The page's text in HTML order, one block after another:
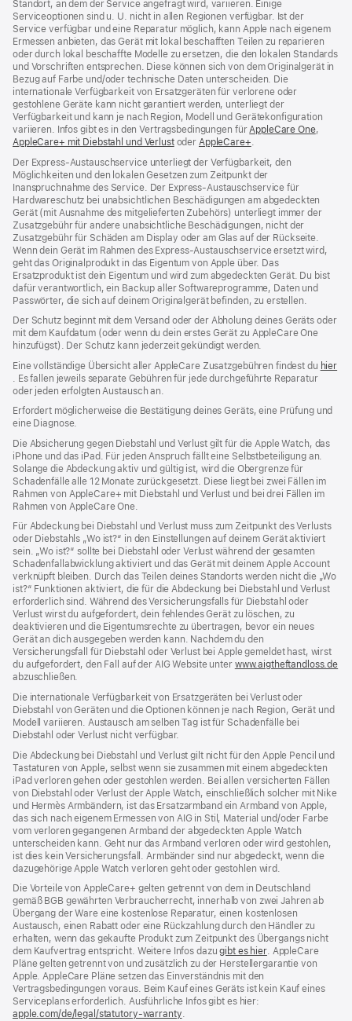
Standort, an dem der Service angefragt wird, variieren. Einige
Serviceoptionen sind u. U. nicht in allen Regionen verfügbar. Ist der
Service verfügbar und eine Reparatur möglich, kann Apple nach eigenem
Ermessen anbieten, das Gerät mit lokal beschafften Teilen zu reparieren
oder durch lokal beschaffte Modelle zu ersetzen, die den lokalen Standards
und Vorschriften entsprechen. Diese können sich von dem Originalgerät in
Bezug auf Farbe und/oder technische Daten unterscheiden. Die
internationale Verfügbarkeit von Ersatzgeräten für verlorene oder
gestohlene Geräte kann nicht garantiert werden, unterliegt der
Verfügbarkeit und kann je nach Region, Modell und Gerätekonfiguration
variieren. Infos gibt es in den Vertragsbedingungen fürAppleCare One(Öffnet
,
AppleCare+ mit Diebstahl und Verlust(Öffnet
neues
Fenster)
oder AppleCare+(Öffnet
neues
Fenster)
.
Der Express-Austauschservice unterliegt der Verfügbarkeit, den
Möglichkeiten und den lokalen Gesetzen zum Zeitpunkt der
Inanspruchnahme des Service. Der Express-Austauschservice für
Hardwareschutz bei unabsichtlichen Beschädigungen am abgedeckten
Gerät (mit Ausnahme des mitgelieferten Zubehörs) unterliegt immer der
Zusatzgebühr für andere unabsichtliche Beschädigungen, nicht der
Zusatzgebühr für Schäden am Display oder am Glas auf der Rückseite.
Wenn dein Gerät im Rahmen des Express-Austauschservice ersetzt wird,
geht das Originalprodukt in das Eigentum von Apple über. Das
Ersatzprodukt ist dein Eigentum und wird zum abgedeckten Gerät. Du bist
dafür verantwortlich, ein Backup aller Softwareprogramme, Daten und
Passwörter, die sich auf deinem Originalgerät befinden, zu erstellen.
Der Schutz beginnt mit dem Versand oder der Abholung deines Geräts oder
mit dem Kaufdatum (oder wenn du dein erstes Gerät zu AppleCare One
hinzufügst). Der Schutz kann jederzeit gekündigt werden.
Eine vollständige Übersicht aller AppleCare Zusatzgebühren findest du hier
(Öffnet
ein
Fenster)
. Es fallen jeweils separate Gebühren für jede durchgeführte Reparatur
oder jeden erfolgten Austausch an.
Erfordert möglicherweise die Bestätigung deines Geräts, eine Prüfung und
eine Diagnose.
Die Absicherung gegen Diebstahl und Verlust gilt für die Apple Watch, das
iPhone und das iPad. Für jeden Anspruch fällt eine Selbstbeteiligung an.
Solange die Abdeckung aktiv und gültig ist, wird die Obergrenze für
Schadenfälle alle 12 Monate zurückgesetzt. Diese liegt bei zwei Fällen im
Rahmen von AppleCare+ mit Diebstahl und Verlust und bei drei Fällen im
Rahmen von AppleCare One.
Für Abdeckung bei Diebstahl und Verlust muss zum Zeit­punkt des Verlusts
oder Dieb­stahls „Wo ist?“ in den Einstellungen auf deinem Gerät aktiviert
sein. „Wo ist?“ sollte bei Diebstahl oder Verlust während der gesamten
Schadenfallabwicklung aktiviert und das Gerät mit deinem Apple Account
verknüpft bleiben. Durch das Teilen deines Standorts werden nicht die „Wo
ist?“ Funktionen aktiviert, die für die Abdeckung bei Diebstahl und Verlust
erforderlich sind. Während des Versicherungs­falls für Diebstahl oder
Verlust wirst du aufgefordert, dein fehlendes Gerät zu löschen, zu
deaktivieren und die Eigentums­rechte zu übertragen, bevor ein neues
Gerät an dich ausgegeben werden kann. Nachdem du den
Versicherungsfall für Diebstahl oder Verlust bei Apple gemeldet hast, wirst
du aufgefordert, den Fall auf der AIG Website unter www.aigtheftandloss.de
abzuschließen.
Die internationale Verfügbarkeit von Ersatzgeräten bei Verlust oder
Diebstahl von Geräten und die Optionen können je nach Region, Gerät und
Modell variieren. Austausch am selben Tag ist für Schadenfälle bei
Diebstahl oder Verlust nicht verfügbar.
Die Abdeckung bei Diebstahl und Verlust gilt nicht für den Apple Pencil und
Tastaturen von Apple, selbst wenn sie zusammen mit einem abgedeckten
iPad verloren gehen oder gestohlen werden. Bei allen versicherten Fällen
von Diebstahl oder Verlust der Apple Watch, einschließlich solcher mit Nike
und Hermès Armbändern, ist das Ersatzarmband ein Armband von Apple,
das sich nach eigenem Ermessen von AIG in Stil, Material und/oder Farbe
vom verloren gegangenen Armband der abgedeckten Apple Watch
unterscheiden kann. Geht nur das Armband verloren oder wird gestohlen,
ist dies kein Versicherungsfall. Armbänder sind nur abgedeckt, wenn die
dazugehörige Apple Watch verloren geht oder gestohlen wird.
Die Vorteile von AppleCare+ gelten getrennt von dem in Deutschland
gemäß BGB gewährten Verbraucher­recht, inner­halb von zwei Jahren ab
Übergang der Ware eine kosten­lose Reparatur, einen kosten­losen
Austausch, einen Rabatt oder eine Rück­zahlung durch den Händler zu
erhalten, wenn das gekaufte Produkt zum Zeit­punkt des Übergangs nicht
dem Kauf­vertrag ent­spricht. Weitere Infos dazugibt es hier(Öffnet
ein
Fenster)
. AppleCare
Pläne gelten getrennt von und zu­sätz­lich zu der Hersteller­garantie von
Apple. AppleCare Pläne setzen das Einverständnis mit den
Vertragsbedingungen voraus. Beim Kauf eines Geräts ist kein Kauf eines
Serviceplans erfor­der­lich. Ausführliche Infos gibt es hier:
apple.com/de/legal/statutory-warranty(Öffnet
.